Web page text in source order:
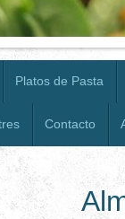
Platos de Pasta
Contacto